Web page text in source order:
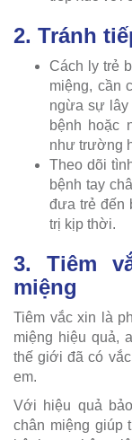
2. Tránh
Cách ly trẻ
miệng, cần
ngừa sự lây
bệnh hoặc
như trường
Theo dõi
bệnh tay
đưa trẻ đến
trị kịp thời.
3. Tiêm
miệng
Tiêm vắc xin là
miệng hiệu quả,
thế giới đã có
em.
Với hiệu quả
chân miệng giúp